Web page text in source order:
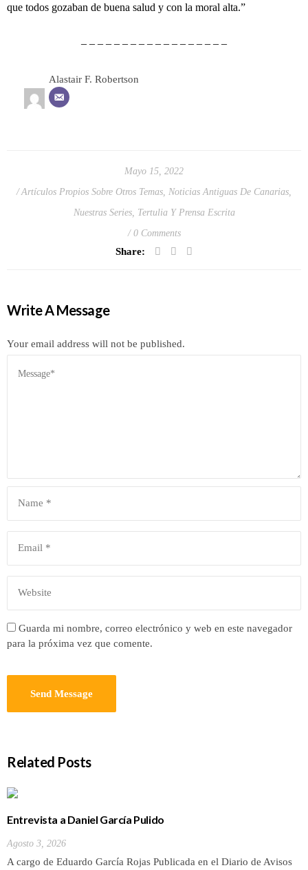
que todos gozaban de buena salud y con la moral alta.”
– – – – – – – – – – – – – – – – – –
Alastair F. Robertson
Mayo 15, 2022
Artículos Propios Sobre Otros Temas Noticias Antiguas De Canarias
Nuestras Series, Tertulia Y Prensa Escrita
0 Comments
Share:
Write A Message
Your email address will not be published.
Guarda mi nombre, correo electrónico y web en este navegador
para la próxima vez que comente.
Related Posts
Entrevista a Daniel García Pulido
Agosto 3, 2026
A cargo de Eduardo García Rojas Publicada en el Diario de Avisos